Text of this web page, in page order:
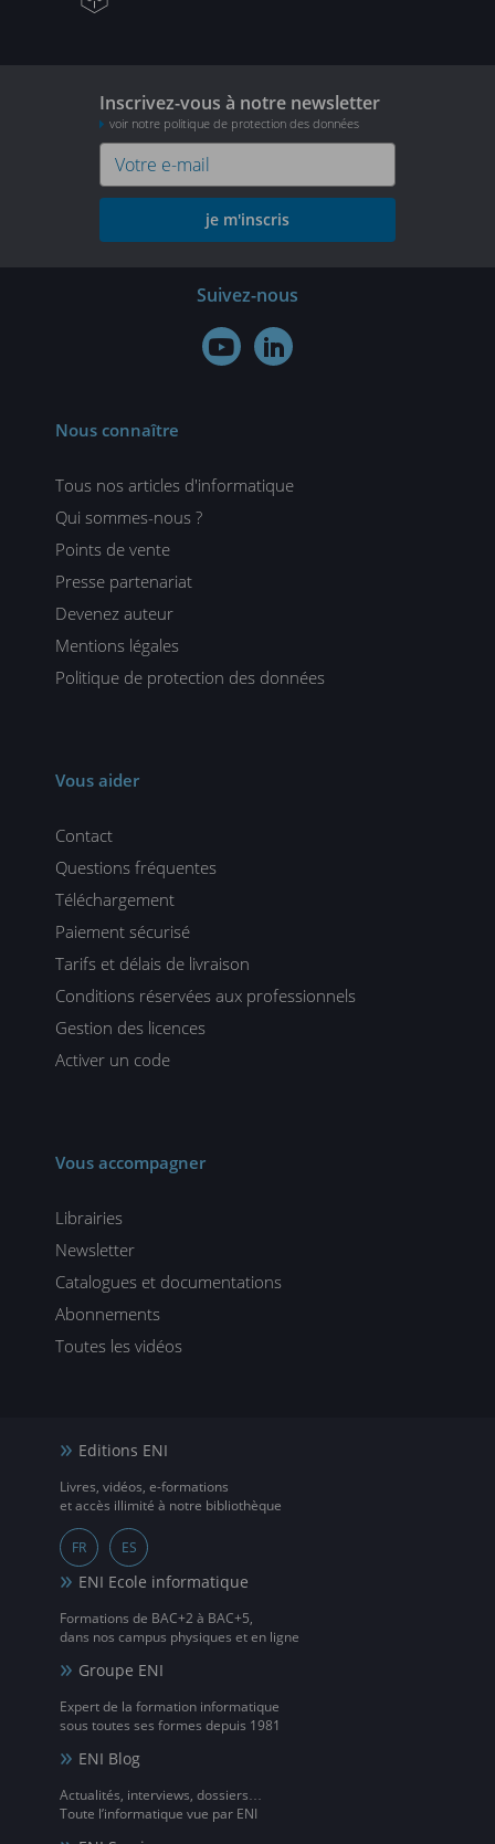
Inscrivez-vous à notre newsletter
voir notre politique de protection des données
je m'inscris
Suivez-nous
 
Nous connaître
Tous nos articles d'informatique
Qui sommes-nous ?
Points de vente
Presse partenariat
Devenez auteur
Mentions légales
Politique de protection des données
Vous aider
Contact
Questions fréquentes
Téléchargement
Paiement sécurisé
Tarifs et délais de livraison
Conditions réservées aux professionnels
Gestion des licences
Activer un code
Vous accompagner
Librairies
Newsletter
Catalogues et documentations
Abonnements
Toutes les vidéos
Editions ENI
Livres, vidéos, e-formations
et accès illimité à notre bibliothèque
FR ES
ENI Ecole informatique
Formations de BAC+2 à BAC+5,
dans nos campus physiques et en ligne
Groupe ENI
Expert de la formation informatique
sous toutes ses formes depuis 1981
ENI Blog
Actualités, interviews, dossiers…
Toute l’informatique vue par ENI